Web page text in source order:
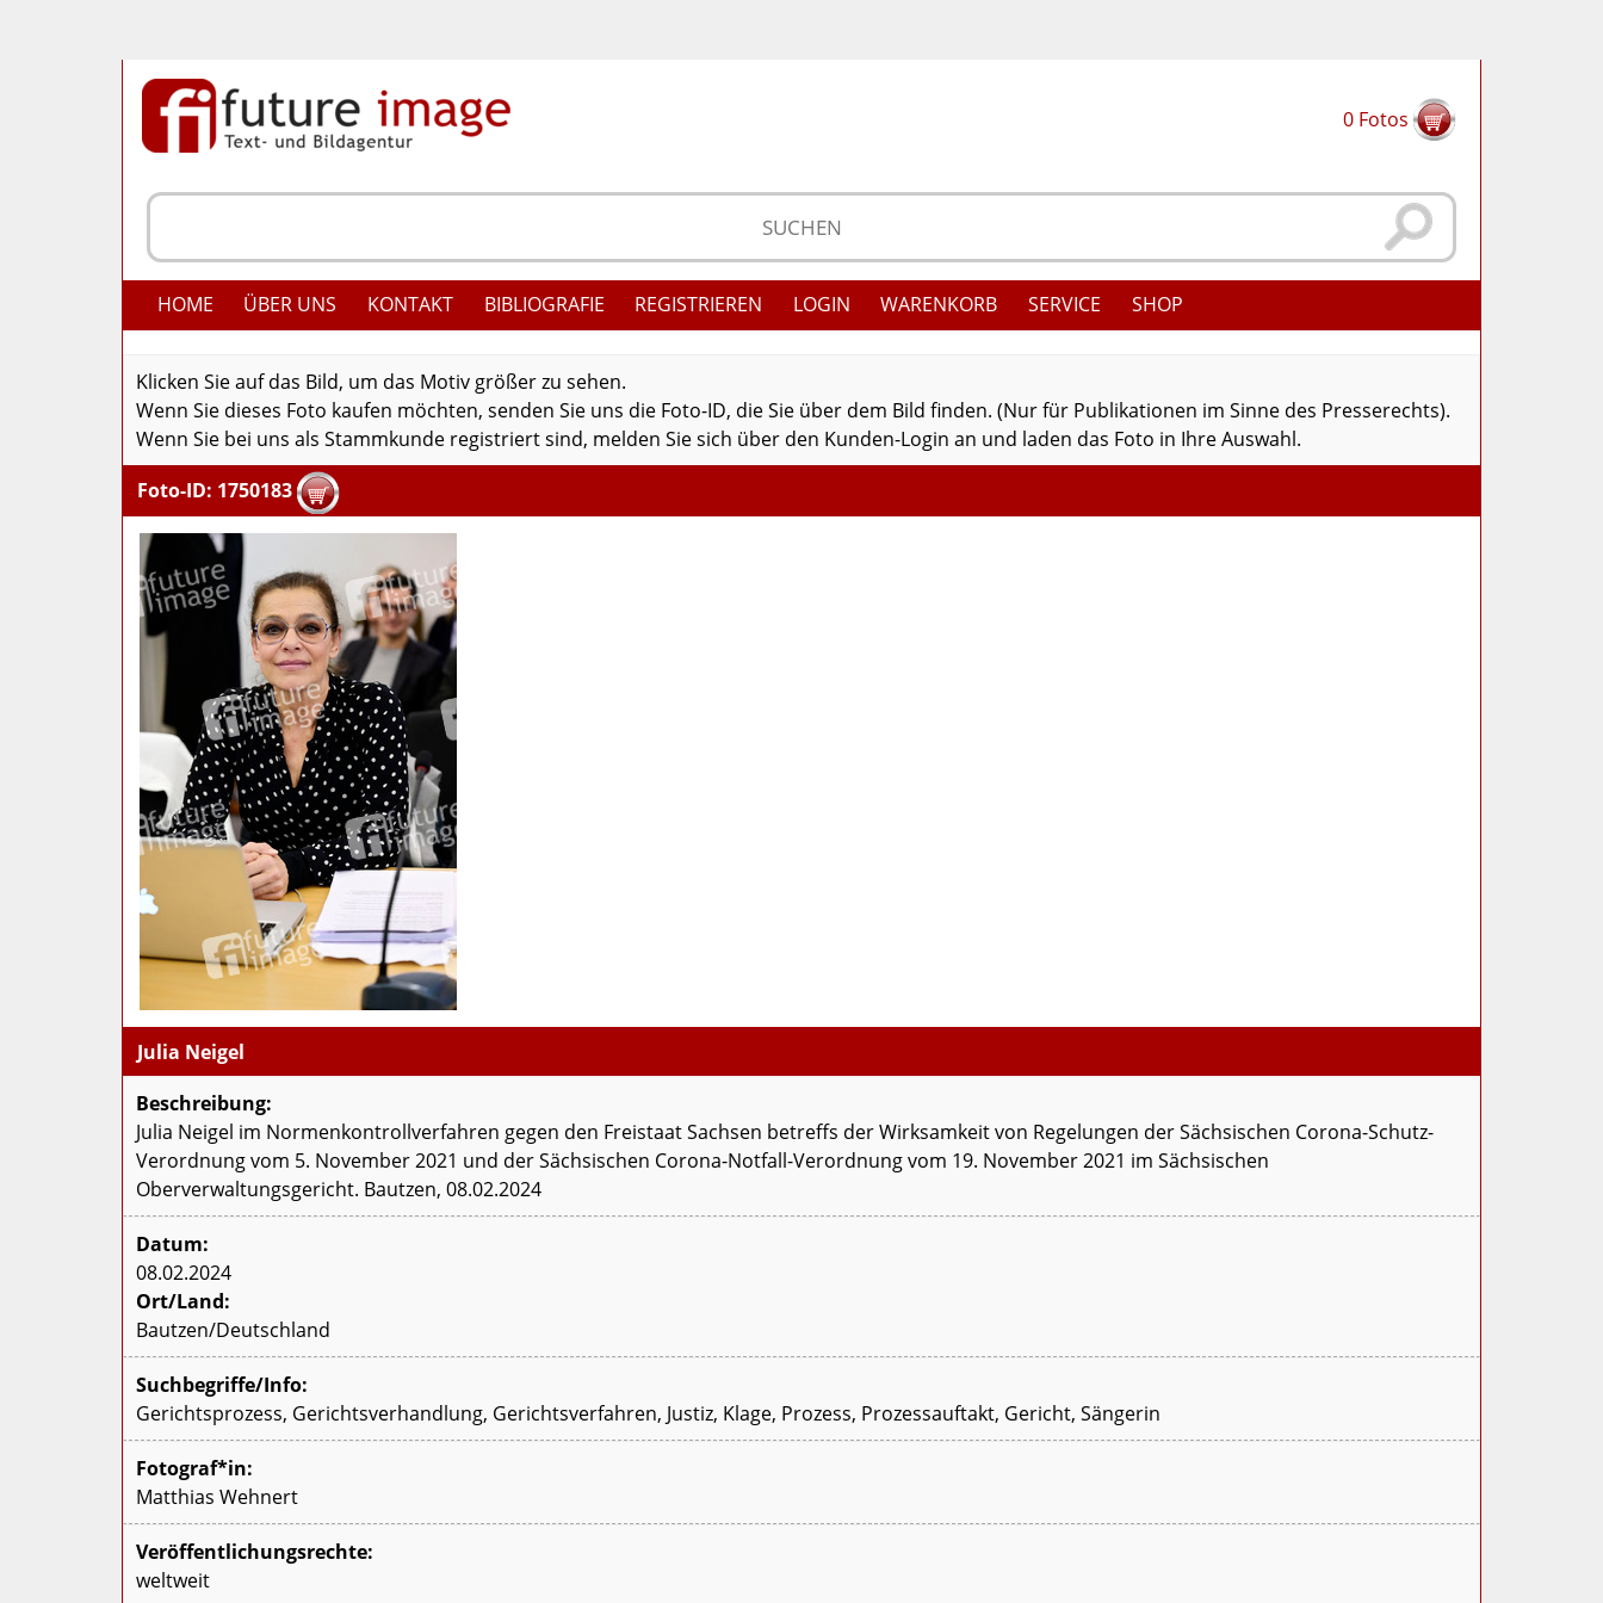
0 Fotos
HOME ÜBER UNS KONTAKT BIBLIOGRAFIE REGISTRIEREN LOGIN WARENKORB SERVICE SHOP
Klicken Sie auf das Bild, um das Motiv größer zu sehen.
Wenn Sie dieses Foto kaufen möchten, senden Sie uns die Foto-ID, die Sie über dem Bild finden. (Nur für Publikationen im Sinne des Presserechts).
Wenn Sie bei uns als Stammkunde registriert sind, melden Sie sich über den Kunden-Login an und laden das Foto in Ihre Auswahl.
Foto-ID: 1750183
Julia Neigel
Beschreibung:
Julia Neigel im Normenkontrollverfahren gegen den Freistaat Sachsen betreffs der Wirksamkeit von Regelungen der Sächsischen Corona-Schutz-
Verordnung vom 5. November 2021 und der Sächsischen Corona-Notfall-Verordnung vom 19. November 2021 im Sächsischen
Oberverwaltungsgericht. Bautzen, 08.02.2024
Datum:
08.02.2024
Ort/Land:
Bautzen/Deutschland
Suchbegriffe/Info:
Gerichtsprozess, Gerichtsverhandlung, Gerichtsverfahren, Justiz, Klage, Prozess, Prozessauftakt, Gericht, Sängerin
Fotograf*in:
Matthias Wehnert
Veröffentlichungsrechte:
weltweit